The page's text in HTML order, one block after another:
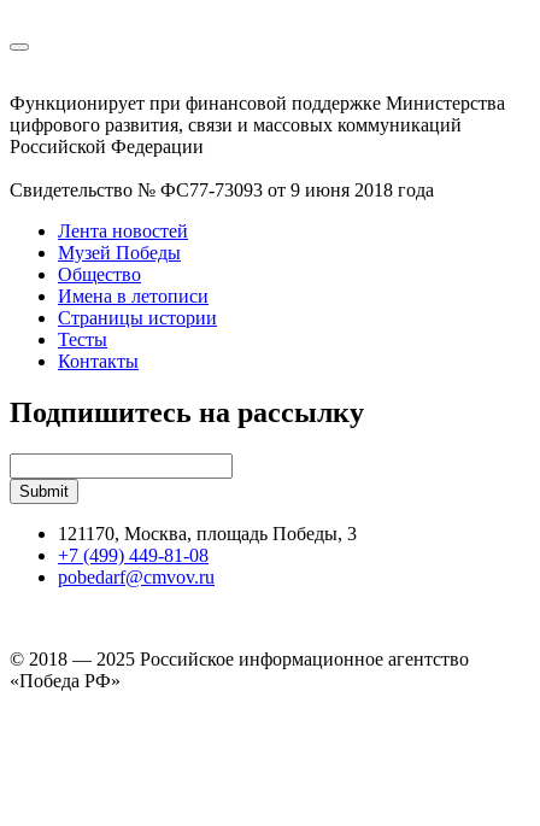
Функционирует при финансовой поддержке Министерства
цифрового развития, связи и массовых коммуникаций
Российской Федерации
Свидетельство № ФС77-73093 от 9 июня 2018 года
Лента новостей
Музей Победы
Общество
Имена в летописи
Страницы истории
Тесты
Контакты
Подпишитесь на рассылку
121170, Москва, площадь Победы, 3
+7 (499) 449-81-08
pobedarf@cmvov.ru
© 2018 — 2025 Российское информационное агентство
«Победа РФ»